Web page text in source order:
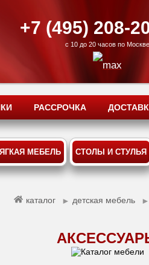
+7 (495) 208-
с 10 до 20 часов по Москве
РАССРОЧКА
МЕБЕЛЬ СТОЛЫ И СТУЛЬЯ
каталог ► детская мебель ►